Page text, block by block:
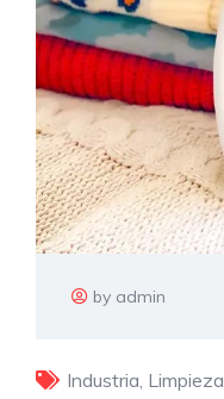
by admin
Industria, Limpieza